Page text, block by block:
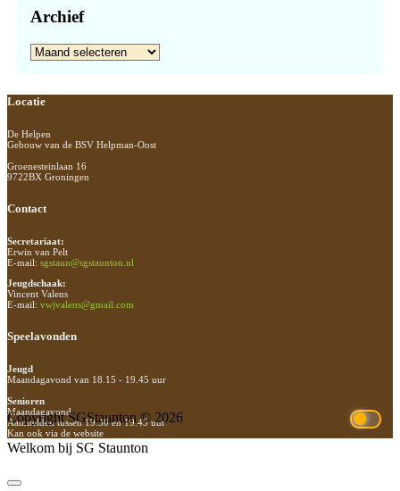
Archief
Archief
Footer
Locatie
De Helpen
Gebouw van de BSV Helpman-Oost
Groenesteinlaan 16
9722BX Groningen
Contact
Secretariaat:
Erwin van Pelt
E-mail: sgstaun@sgstaunton.nl
Jeugdschaak:
Vincent Valens
E-mail: vwjvalens@gmail.com
Speelavonden
Jeugd
Maandagavond van 18.15 - 19.45 uur
Senioren
Maandagavond
Aanmelden tussen 19.30 en 19.45 uur
Kan ook via de website
Copyright SGStaunton © 2026
Welkom bij SG Staunton